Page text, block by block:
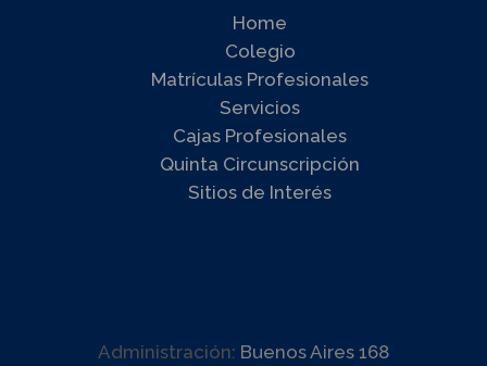
Home
Colegio
Matrículas Profesionales
Servicios
Cajas Profesionales
Quinta Circunscripción
Sitios de Interés
Administración: Buenos Aires 168